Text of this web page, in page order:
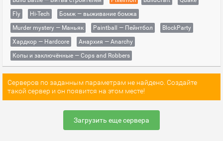
Fly
Hi-Tech
Бомж — выживание бомжа
Murder mystery — Маньяк
Paintball — Пейнтбол
BlockParty
Хардкор — Hardcore
Анархия — Anarchy
Копы и заключённые — Cops and Robbers
Серверов по заданным параметрам не найдено. Создайте
такой сервер и он появится на этом месте!
Загрузить еще сервера